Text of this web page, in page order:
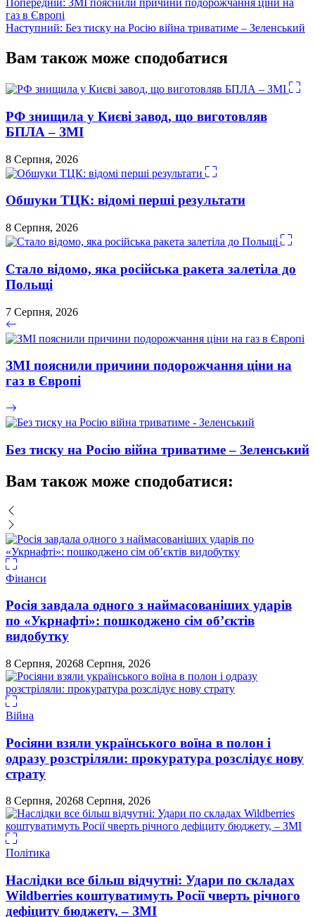
Навігація
записів
Попередній: ЗМІ пояснили причини подорожчання ціни на
газ в Європі
Наступний: Без тиску на Росію війна триватиме – Зеленський
Вам також може сподобатися
РФ знищила у Києві завод, що виготовляв
БПЛА – ЗМІ
8 Серпня, 2026
Обшуки ТЦК: відомі перші результати
8 Серпня, 2026
Стало відомо, яка російська ракета залетіла до
Польщі
7 Серпня, 2026
ЗМІ пояснили причини подорожчання ціни на
газ в Європі
Без тиску на Росію війна триватиме – Зеленський
Вам також може сподобатися:
Фінанси
Росія завдала одного з наймасованіших ударів
по «Укрнафті»: пошкоджено сім об’єктів
видобутку
8 Серпня, 20268 Серпня, 2026
Війна
Росіяни взяли українського воїна в полон і
одразу розстріляли: прокуратура розслідує нову
страту
8 Серпня, 20268 Серпня, 2026
Політика
Наслідки все більш відчутні: Удари по складах
Wildberries коштуватимуть Росії чверть річного
дефіциту бюджету, – ЗМІ